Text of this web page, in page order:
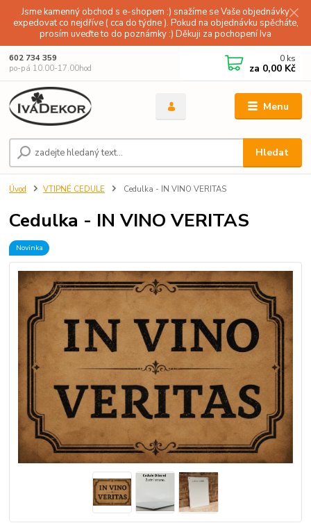
Jsme kamenný obchod s e-shopem :) snažíme se Vaše objednávky
expedovat co nejdříve ( cca do týdne ). Pokud na objednávku spěcháte,
prosím uveďte to do poznámky :) Děkuji za pochopení Iva
Menu
Hledat
602 734 359
po-pá 10.00-17.00hod
0 ks
za 0,00 Kč
Úvod VTIPNÉ CEDULE Cedulka - IN VINO VERITAS
Cedulka - IN VINO VERITAS
Novinka